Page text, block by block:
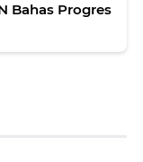
Bahas Progres